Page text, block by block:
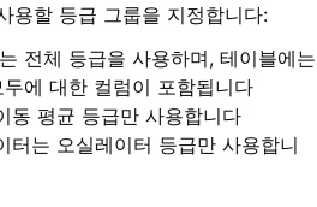
용할 등급 그룹을 지정합니다:
전체 등급을 사용하며, 테이블에는
에 대한 컬럼이 포함됩니다
동 평균 등급만 사용합니다
터는 오실레이터 등급만 사용합니